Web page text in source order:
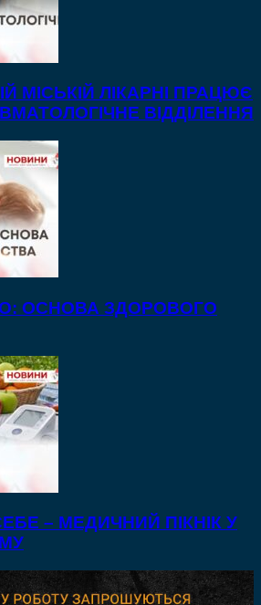
МІСЬКІЙ ЛІКАРНІ ПРАЦЮЄ
ВІДДІЛЕННЯ
ОСНОВА ЗДОРОВОГО
– МЕДИЧНИЙ ПІКНІК У